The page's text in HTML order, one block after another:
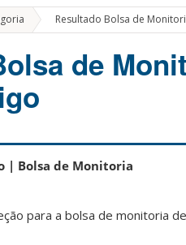
» Resultado Bolsa de
de
| Bolsa de Monitoria
para a bolsa de monitoria